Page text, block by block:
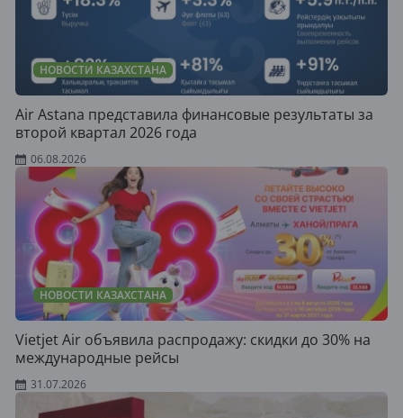
НОВОСТИ КАЗАХСТАНА
Air Astana представила финансовые результаты за
второй квартал 2026 года
06.08.2026
НОВОСТИ КАЗАХСТАНА
Vietjet Air объявила распродажу: скидки до 30% на
международные рейсы
31.07.2026